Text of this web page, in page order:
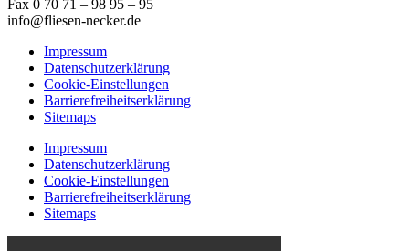
Fax 0 70 71 – 98 95 – 95
info@fliesen-necker.de
Impressum
Datenschutzerklärung
Cookie-Einstellungen
Barrierefreiheitserklärung
Sitemaps
Impressum
Datenschutzerklärung
Cookie-Einstellungen
Barrierefreiheitserklärung
Sitemaps